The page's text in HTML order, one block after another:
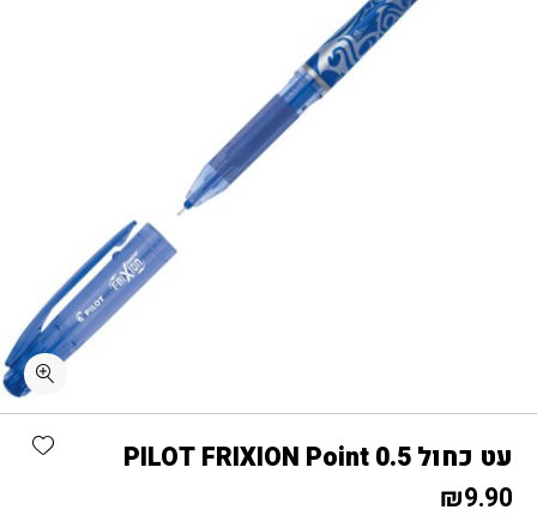
עט כחול 0.5 PILOT FRIXION Point
₪9.90